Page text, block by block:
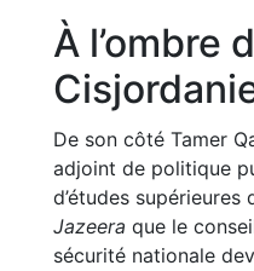
À l’ombre
De son côté Tamer
adjoint de politique
d’études supérieures
Jazeera que le
sécurité nationale